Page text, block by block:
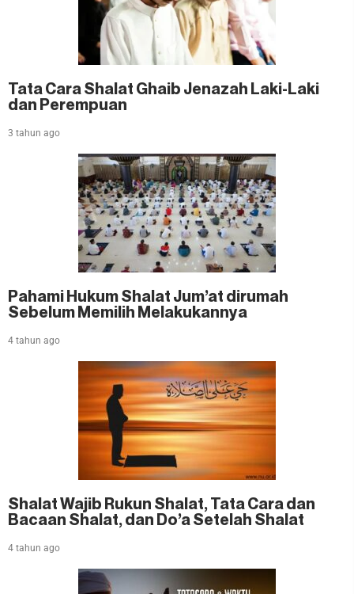
Tata Cara Shalat Ghaib Jenazah Laki-Laki
dan Perempuan
3 tahun ago
Pahami Hukum Shalat Jum’at dirumah
Sebelum Memilih Melakukannya
4 tahun ago
Shalat Wajib Rukun Shalat, Tata Cara dan
Bacaan Shalat, dan Do’a Setelah Shalat
4 tahun ago